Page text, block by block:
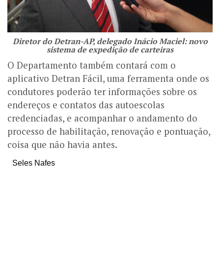
Diretor do Detran-AP, delegado Inácio Maciel: novo
sistema de expedição de carteiras
O Departamento também contará com o
aplicativo Detran Fácil, uma ferramenta onde os
condutores poderão ter informações sobre os
endereços e contatos das autoescolas
credenciadas, e acompanhar o andamento do
processo de habilitação, renovação e pontuação,
coisa que não havia antes.
Seles Nafes